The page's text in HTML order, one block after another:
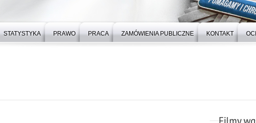
STATYSTYKA PRAWO PRACA ZAMÓWIENIA PUBLICZNE KONTAKT